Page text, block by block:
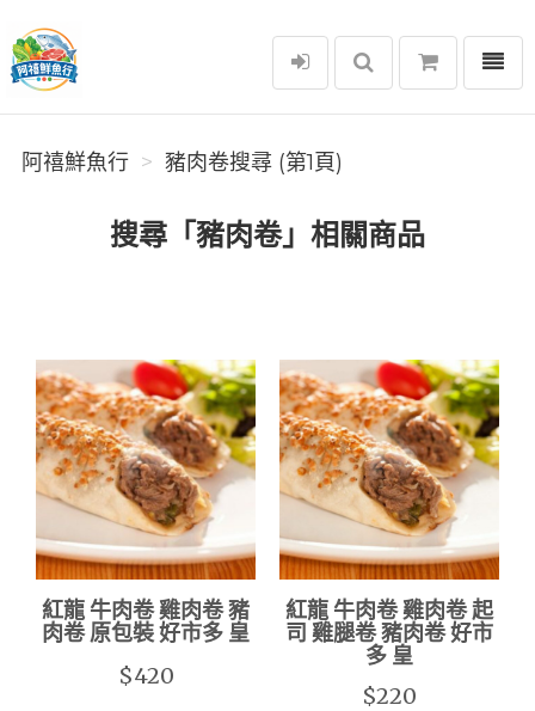
阿禧鮮魚行
選單
阿禧鮮魚行 豬肉卷搜尋 (第1頁)
搜尋「豬肉卷」相關商品
紅龍 牛肉卷 雞肉卷 豬
肉卷 原包裝 好市多 皇
$420
紅龍 牛肉卷 雞肉卷 起
司 雞腿卷 豬肉卷 好市
多 皇
$220